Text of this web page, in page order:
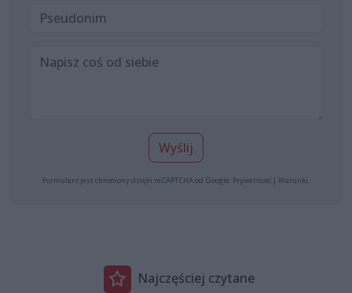
Wyślij
Formularz jest chroniony dzięki reCAPTCHA od Google: Prywatność | Warunki
Najczęściej czytane